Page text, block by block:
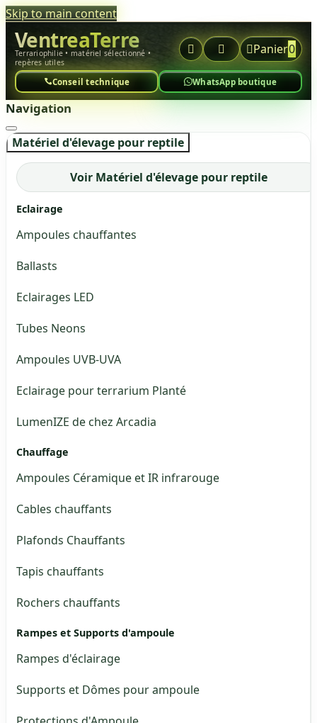
Skip to main content
VentreaTerre
Terrariophilie • matériel sélectionné •
repères utiles
  Panier0
Conseil technique WhatsApp boutique
Navigation
Matériel d'élevage pour reptile
Voir Matériel d'élevage pour reptile
Eclairage
Ampoules chauffantes
Ballasts
Eclairages LED
Tubes Neons
Ampoules UVB-UVA
Eclairage pour terrarium Planté
LumenIZE de chez Arcadia
Chauffage
Ampoules Céramique et IR infrarouge
Cables chauffants
Plafonds Chauffants
Tapis chauffants
Rochers chauffants
Rampes et Supports d'ampoule
Rampes d'éclairage
Supports et Dômes pour ampoule